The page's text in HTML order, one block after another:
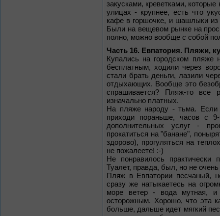
закусками, креветками,
улицах - крупнее, есть что
кафе в горшочке, и шашлыки из
Были на вещевом рынке на
полно, можно вообще с собой
Часть 16. Евпатория. Пляжи,
Купались на городском
бесплатным, ходили через
стали брать деньги, лазили
отдыхающих. Вообще это
спрашивается? Пляж-то все
изначально платных.
На пляже народу - тьма. Если
приходи пораньше, часов с
дополнительных услуг -
прокатиться на "банане",
здорово), прогуляться на
не пожалеете! :-)
Не понравилось практически
Туалет, правда, был, но не
Пляж в Евпатории песчаный,
сразу же натыкаетесь на
море ветер - вода мутная,
осторожным. Хорошо, что эта
больше, дальше идет мягкий